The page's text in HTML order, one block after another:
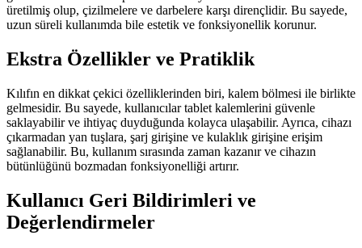
üretilmiş olup, çizilmelere ve darbelere karşı dirençlidir. Bu sayede,
uzun süreli kullanımda bile estetik ve fonksiyonellik korunur.
Ekstra Özellikler ve Pratiklik
Kılıfın en dikkat çekici özelliklerinden biri, kalem bölmesi ile birlikte
gelmesidir. Bu sayede, kullanıcılar tablet kalemlerini güvenle
saklayabilir ve ihtiyaç duyduğunda kolayca ulaşabilir. Ayrıca, cihazı
çıkarmadan yan tuşlara, şarj girişine ve kulaklık girişine erişim
sağlanabilir. Bu, kullanım sırasında zaman kazanır ve cihazın
bütünlüğünü bozmadan fonksiyonelliği artırır.
Kullanıcı Geri Bildirimleri ve
Değerlendirmeler